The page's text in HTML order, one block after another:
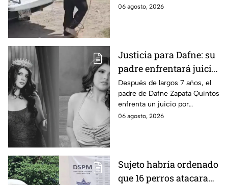
Zapopan; la víctima sufrió
06 agosto, 2026
Justicia para Dafne: su
padre enfrentará juicio
por presunto abuso
cometido en 2019 en
Tamaulipas
Después de largos 7 años, el
padre de Dafne Zapata Quintos
enfrenta un juicio por
presuntamente abusar de la
06 agosto, 2026
Sujeto habría ordenado
que 16 perros atacaran